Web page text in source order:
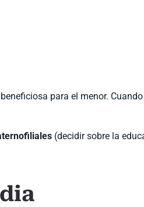
para el menor.
(decidir sobre la